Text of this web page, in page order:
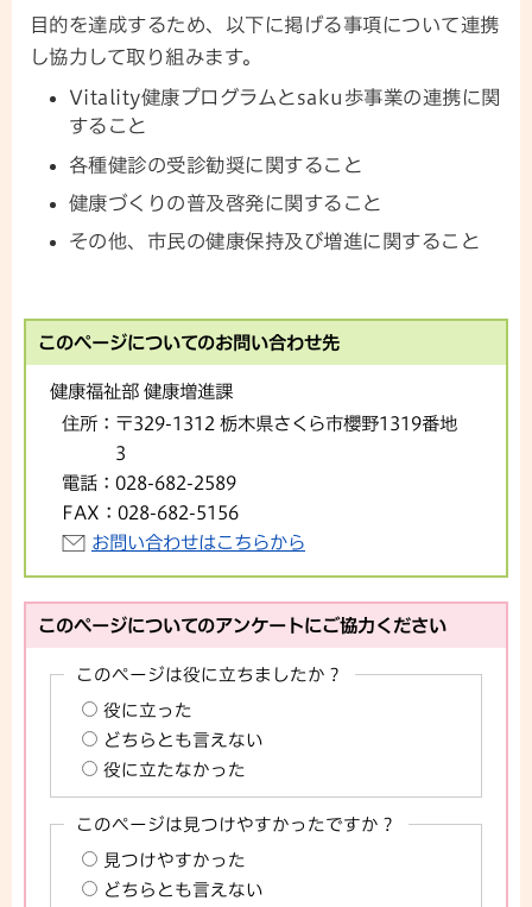
目的を達成するため、以下に掲げる事項について連携
し協力して取り組みます。
Vitality健康プログラムとsaku歩事業の連携に関
すること
各種健診の受診勧奨に関すること
健康づくりの普及啓発に関すること
その他、市民の健康保持及び増進に関すること
このページについてのお問い合わせ先
健康福祉部 健康増進課
住所： 〒329-1312 栃木県さくら市櫻野1319番地
3
電話： 028-682-2589
FAX： 028-682-5156
お問い合わせはこちらから
このページについてのアンケートにご協力ください
このページは役に立ちましたか？
役に立った
どちらとも言えない
役に立たなかった
このページは見つけやすかったですか？
見つけやすかった
どちらとも言えない